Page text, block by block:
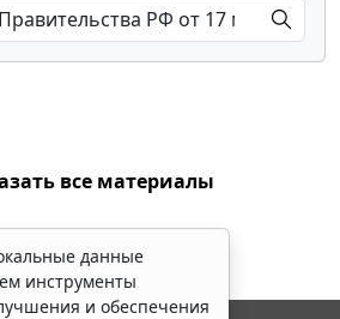
все материалы
данные
инструменты
и обеспечения